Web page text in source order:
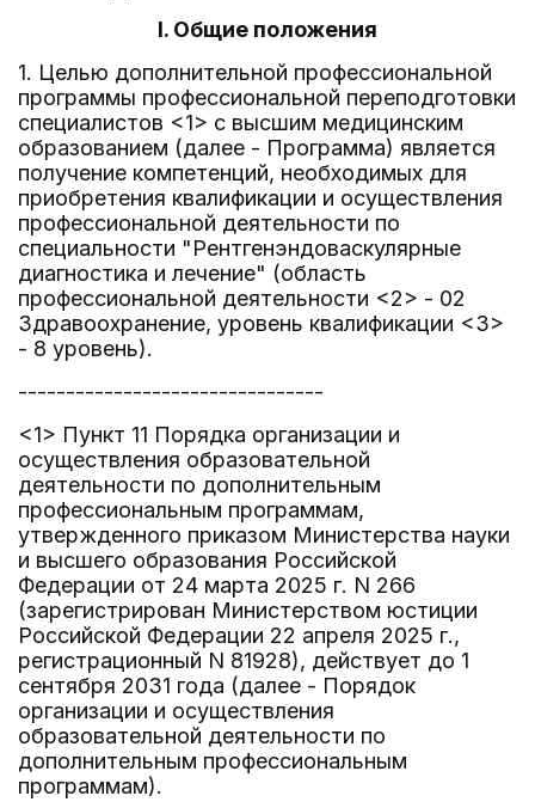
I. Общие положения
1. Целью дополнительной профессиональной
программы профессиональной переподготовки
специалистов <1> с высшим медицинским
образованием (далее - Программа) является
получение компетенций, необходимых для
приобретения квалификации и осуществления
профессиональной деятельности по
специальности "Рентгенэндоваскулярные
диагностика и лечение" (область
профессиональной деятельности <2> - 02
Здравоохранение, уровень квалификации <3>
- 8 уровень).
--------------------------------
<1> Пункт 11 Порядка организации и
осуществления образовательной
деятельности по дополнительным
профессиональным программам,
утвержденного приказом Министерства науки
и высшего образования Российской
Федерации от 24 марта 2025 г. N 266
(зарегистрирован Министерством юстиции
Российской Федерации 22 апреля 2025 г.,
регистрационный N 81928), действует до 1
сентября 2031 года (далее - Порядок
организации и осуществления
образовательной деятельности по
дополнительным профессиональным
программам).